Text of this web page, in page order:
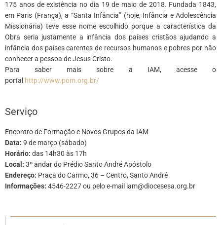
175 anos de existência no dia 19 de maio de 2018. Fundada 1843,
em Paris (França), a “Santa Infância” (hoje, Infância e Adolescência
Missionária) teve esse nome escolhido porque a característica da
Obra seria justamente a infância dos países cristãos ajudando a
infância dos países carentes de recursos humanos e pobres por não
conhecer a pessoa de Jesus Cristo.
Para saber mais sobre a IAM, acesse o
portal http://www.pom.org.br/
Serviço
Encontro de Formação e Novos Grupos da IAM
Data: 9 de março (sábado)
Horário: das 14h30 às 17h
Local: 3º andar do Prédio Santo André Apóstolo
Endereço: Praça do Carmo, 36 – Centro, Santo André
Informações: 4546-2227 ou pelo e-mail iam@diocesesa.org.br